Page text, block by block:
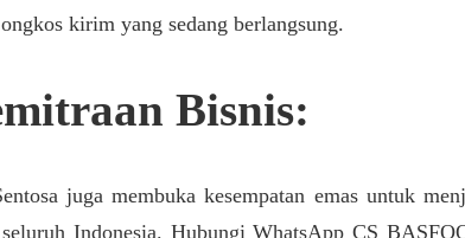
kirim yang sedang berlangsung.
Bisnis:
juga membuka kesempatan emas untuk
Indonesia. Hubungi WhatsApp CS